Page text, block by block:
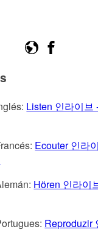
Listen 인라이브
Ecouter 인라
Hören 인라이
Reproduzir